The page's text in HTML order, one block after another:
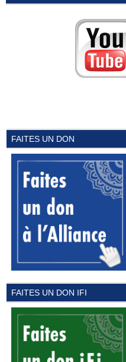
FAITES UN DON
FAITES UN DON IFI